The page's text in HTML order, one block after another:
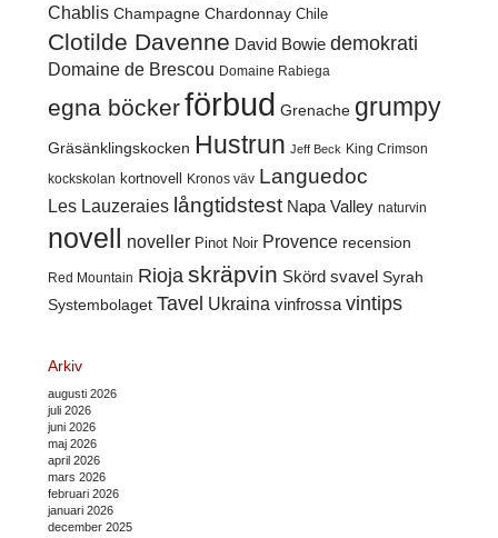
Chablis Champagne Chardonnay Chile
Clotilde Davenne David Bowie demokrati
Domaine de Brescou Domaine Rabiega
egna böckerförbud Grenache grumpy
Gräsänklingskocken Hustrun Jeff Beck King Crimson
kockskolan kortnovell Kronos väv Languedoc
Les Lauzeraies långtidstest Napa Valley naturvin
novell noveller Pinot Noir Provence recension
Red Mountain Rioja skräpvin Skörd svavel Syrah
Systembolaget Tavel Ukraina vinfrossa vintips
Arkiv
augusti 2026
juli 2026
juni 2026
maj 2026
april 2026
mars 2026
februari 2026
januari 2026
december 2025